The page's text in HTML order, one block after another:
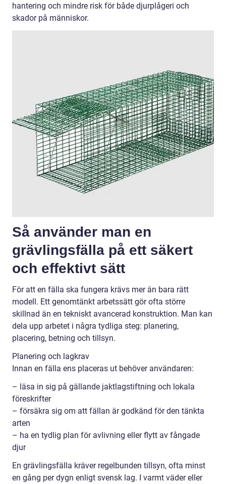
hantering och mindre risk för både djurplågeri och
skador på människor.
Så använder man en
grävlingsfälla på ett säkert
och effektivt sätt
För att en fälla ska fungera krävs mer än bara rätt
modell. Ett genomtänkt arbetssätt gör ofta större
skillnad än en tekniskt avancerad konstruktion. Man kan
dela upp arbetet i några tydliga steg: planering,
placering, betning och tillsyn.
Planering och lagkrav
Innan en fälla ens placeras ut behöver användaren:
– läsa in sig på gällande jaktlagstiftning och lokala
föreskrifter
– försäkra sig om att fällan är godkänd för den tänkta
arten
– ha en tydlig plan för avlivning eller flytt av fångade
djur
En grävlingsfälla kräver regelbunden tillsyn, ofta minst
en gång per dygn enligt svensk lag. I varmt väder eller